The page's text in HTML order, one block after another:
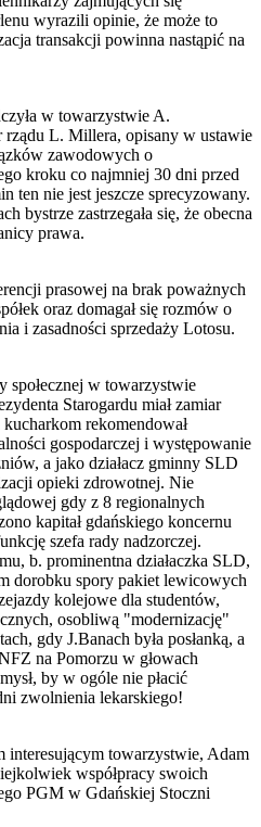
wyrazili opinie, że może to
transakcji powinna nastąpić na
w towarzystwie A.
L. Millera, opisany w ustawie
zawodowych o
kroku co najmniej 30 dni przed
ten nie jest jeszcze sprecyzowany.
bystrze zastrzegała się, że obecna
prawa.
prasowej na brak poważnych
oraz domagał się rozmów o
i zasadności sprzedaży Lotosu.
społecznej w towarzystwie
Starogardu miał zamiar
rekomendował
gospodarczej i występowanie
a jako działacz gminny SLD
opieki zdrowotnej. Nie
gdy z 8 regionalnych
kapitał gdańskiego koncernu
szefa rady nadzorczej.
b. prominentna działaczka SLD,
dorobku spory pakiet lewicowych
kolejowe dla studentów,
osobliwą "modernizację"
gdy J.Banach była posłanką, a
na Pomorzu w głowach
by w ogóle nie płacić
zwolnienia lekarskiego!
interesującym towarzystwie, Adam
współpracy swoich
PGM w Gdańskiej Stoczni